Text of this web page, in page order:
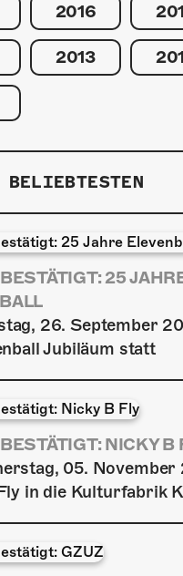
2016
2013
BELIEBTESTEN
25
26. September
Jubiläum statt
NICKY B
05.
in die Kulturfabrik